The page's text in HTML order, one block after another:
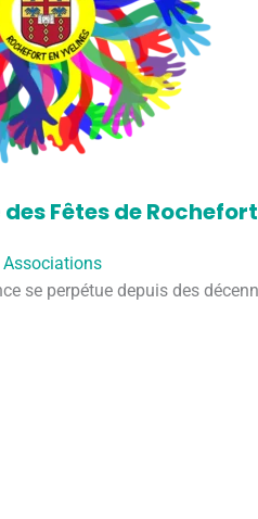
des Fêtes de
Associations
se perpétue depuis des